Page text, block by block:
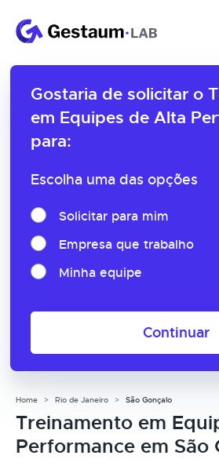
Gostaria de solicitar o
em Equipes de Alta
para:
Escolha uma das opções
Solicitar para mim
Empresa que trabalho
Minha equipe
Continuar
Home Rio de Janeiro São Gonçalo
Treinamento em
Performance em São